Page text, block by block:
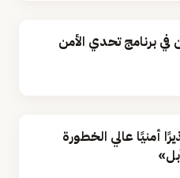
في برنامج تحدي الأمن
أمنيًا عالي الخطورة